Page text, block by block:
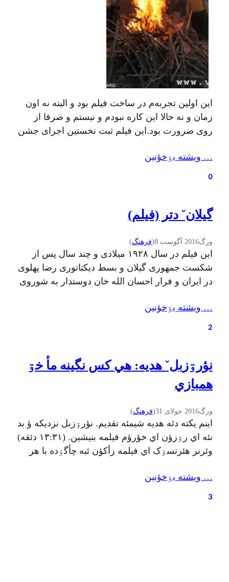
این اولین تجربه‌م در ساخت فیلم بود و البته نه اون
زمان و نه حالا این کاره نبودم و نیستم و صرفا از
روی ضرورت بود.این فیلم ثبت نخستین اجرای جشن
سال ۱۳۸۵ هجری خورشیدی در قالب یک تیم چهار
نفره (امین حسن پور، نیما فرید…
… ويشته بۊخؤنين
0
گیلانˇ دتر (فیلم)
ورگ2016 آگوست 8 (فرهنگ)
این فیلم در سال ۱۹۲۸ میلادی و چند سال پس از
شکست جمهوری گیلان و بسط دیکتاتوری رضا پهلوی
در ایران و فرار احسان الله خان دوستدار به شوروی
خودش بازی کرده و فیلم بر اساس رمان ماه برنزی
و با کارگردانی لئو مور ساخته…
… ويشته بۊخؤنين
2
نؤرۊزبلˇ هديه: هي کس نگینه مأ خۊ
همبازي
ورگ2016 جولای 31 (فرهنگ)
اينم يکته دئه هديه شيمئه تقديم. نؤرۊزبل نزديکه ؤ بد
نئه اي رۊزؤن اي خؤرؤم فيلمه بنيشين. (۱۳:۳۱ دئقه)
وئرنر هئرتسۊک اي فيلمه زأکؤن ئبه چأگۊده با هر
اي فيلمه، گيلکي جيرنيويسˇ همرأ تينين ائره’ جي
جيرأکشين يا ائره نيگا بکۊنين:
… ويشته بۊخؤنين
3